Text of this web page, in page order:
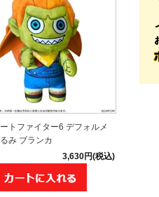
トファイター6 デフォルメ
み ブランカ
3,630円(税込)